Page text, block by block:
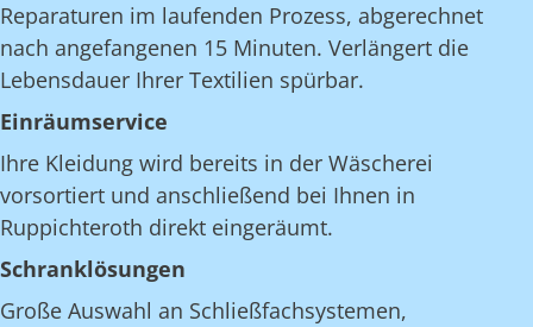
Reparaturen im laufenden Prozess, abgerechnet
nach angefangenen 15 Minuten. Verlängert die
Lebensdauer Ihrer Textilien spürbar.
Einräumservice
Ihre Kleidung wird bereits in der Wäscherei
vorsortiert und anschließend bei Ihnen in
Ruppichteroth direkt eingeräumt.
Schranklösungen
Große Auswahl an Schließfachsystemen,